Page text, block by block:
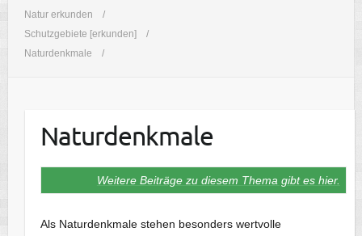
Natur erkunden
Schutzgebiete [erkunden]
Naturdenkmale
Naturdenkmale
Weitere Beiträge zu diesem Thema gibt es hier.
Als Naturdenkmale stehen besonders wertvolle